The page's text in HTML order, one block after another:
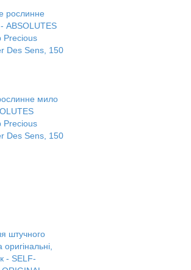
мило
Precious
Des Sens, 150